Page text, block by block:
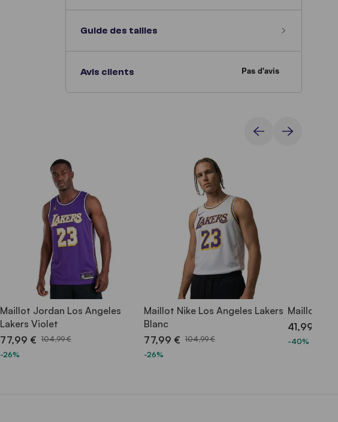
Guide des tailles
Avis clients
Maillot Jordan Los Angeles
Lakers Violet
77,99 € 104,99 €
-26%
Maillot Nike Los Angeles Lakers
Blanc
77,99 € 104,99 €
-26%
Maillot
41,99 €
-40%